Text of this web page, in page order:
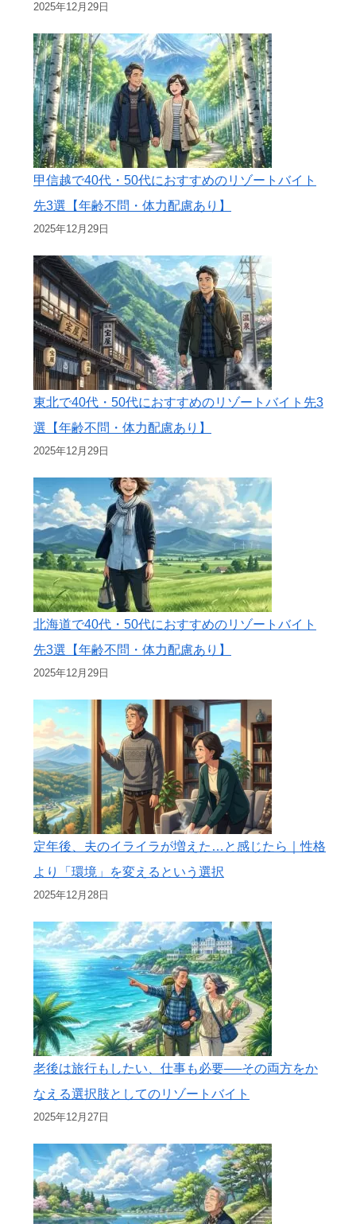
2025年12月29日
甲信越で40代・50代におすすめのリゾートバイト
先3選【年齢不問・体力配慮あり】
2025年12月29日
東北で40代・50代におすすめのリゾートバイト先3
選【年齢不問・体力配慮あり】
2025年12月29日
北海道で40代・50代におすすめのリゾートバイト
先3選【年齢不問・体力配慮あり】
2025年12月29日
定年後、夫のイライラが増えた…と感じたら｜性格
より「環境」を変えるという選択
2025年12月28日
老後は旅行もしたい、仕事も必要──その両方をか
なえる選択肢としてのリゾートバイト
2025年12月27日